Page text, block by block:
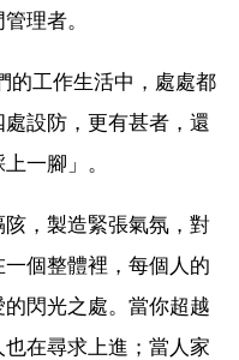
理者。
工作生活中，處處都
設防，更有甚者，還
一腳」。
，製造緊張氣氛，對
個整體裡，每個人的
閃光之處。當你超越
在尋求上進；當人家